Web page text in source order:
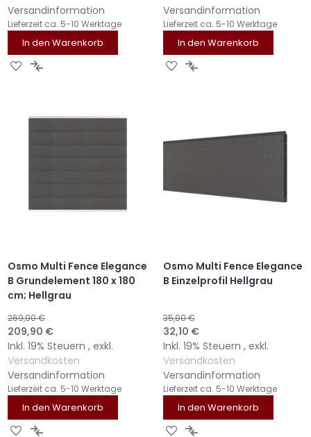
Versandinformation
Lieferzeit ca. 5-10 Werktage
In den Warenkorb
ZURZUR
Versandinformation
Lieferzeit ca. 5-10 Werktage
In den Warenkorb
ZURZUR
Osmo Multi Fence Elegance
B Grundelement 180 x 180
cm; Hellgrau
269,90 €
Sonderangebot
209,90 €
Inkl. 19% Steuern , exkl.
Versandkosten
Versandinformation
Lieferzeit ca. 5-10 Werktage
In den Warenkorb
ZURZUR
Osmo Multi Fence Elegance
B Einzelprofil Hellgrau
35,90 €
Sonderangebot
32,10 €
Inkl. 19% Steuern , exkl.
Versandkosten
Versandinformation
Lieferzeit ca. 5-10 Werktage
In den Warenkorb
ZURZUR